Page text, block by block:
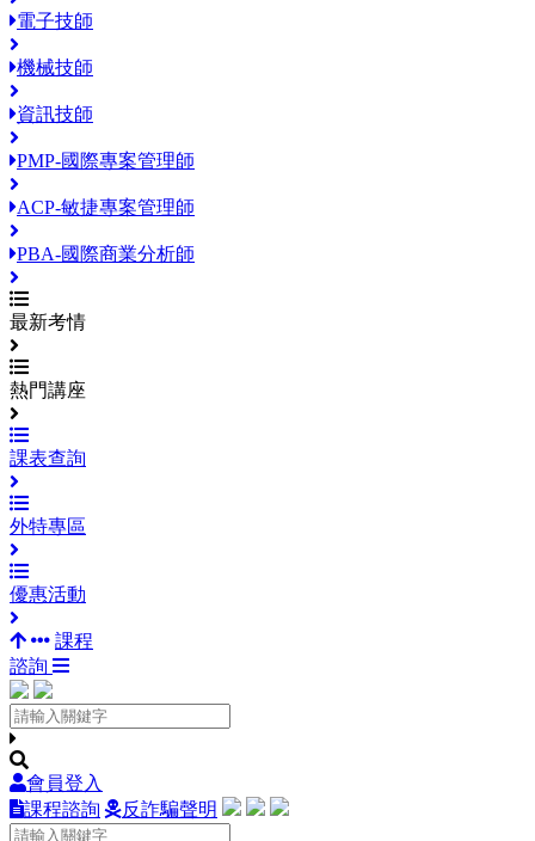
電子技師
機械技師
資訊技師
PMP-國際專案管理師
ACP-敏捷專案管理師
PBA-國際商業分析師
最新考情
熱門講座
課表查詢
外特專區
優惠活動
課程
諮詢
會員登入
課程諮詢
反詐騙聲明